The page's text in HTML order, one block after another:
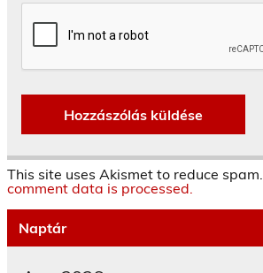
This site uses Akismet to reduce spam.
comment data is processed.
Naptár